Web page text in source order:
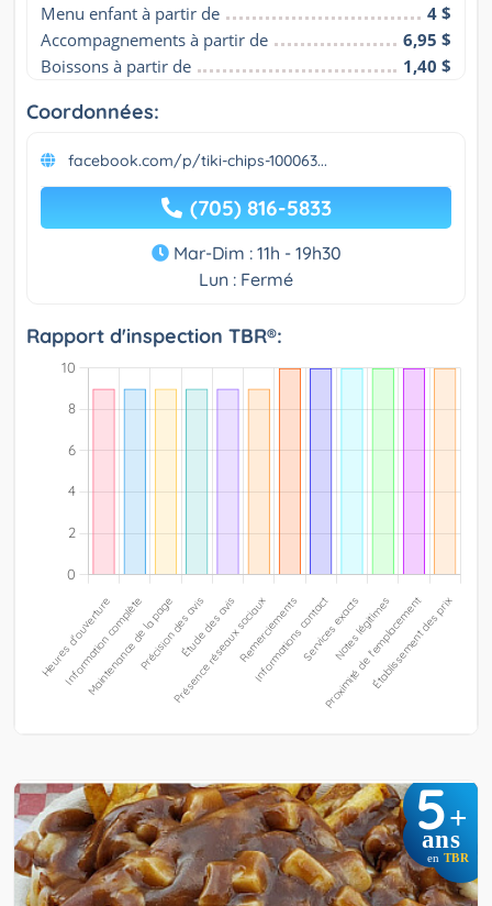
Menu enfant à partir de
4 $
Accompagnements à partir de
6,95 $
Boissons à partir de
1,40 $
Coordonnées:
facebook.com/p/tiki-chips-100063...
(705) 816-5833
Mar-Dim : 11h - 19h30
Lun : Fermé
Rapport d'inspection TBR®:
5+
ans
en TBR